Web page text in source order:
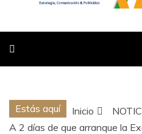
Estás aquí Inicio
A 2 días de que arranque la